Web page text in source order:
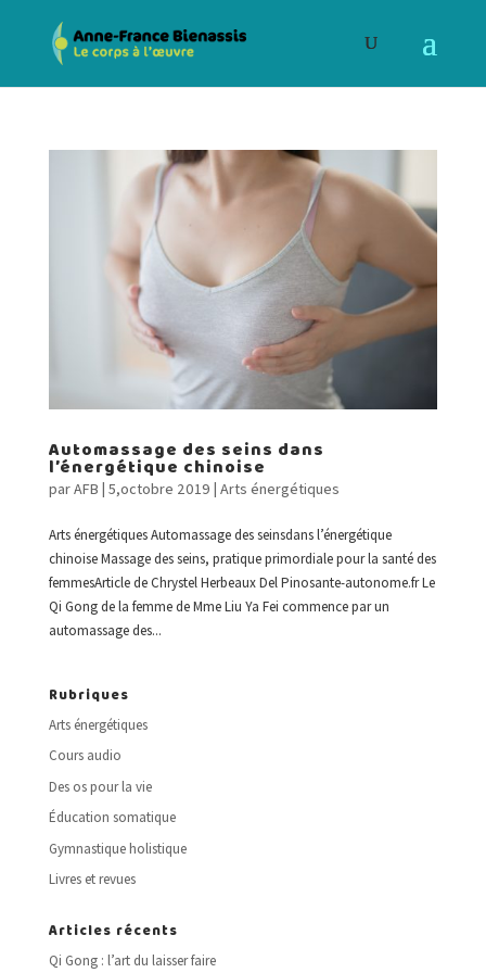
Automassage des seins dans
l’énergétique chinoise
parAFB | 5,octobre 2019 | Arts énergétiques
Arts énergétiques Automassage des seinsdans l’énergétique
chinoise Massage des seins, pratique primordiale pour la santé des
femmesArticle de Chrystel Herbeaux Del Pinosante-autonome.fr Le
Qi Gong de la femme de Mme Liu Ya Fei commence par un
automassage des...
Rubriques
Arts énergétiques
Cours audio
Des os pour la vie
Éducation somatique
Gymnastique holistique
Livres et revues
Articles récents
Qi Gong : l’art du laisser faire